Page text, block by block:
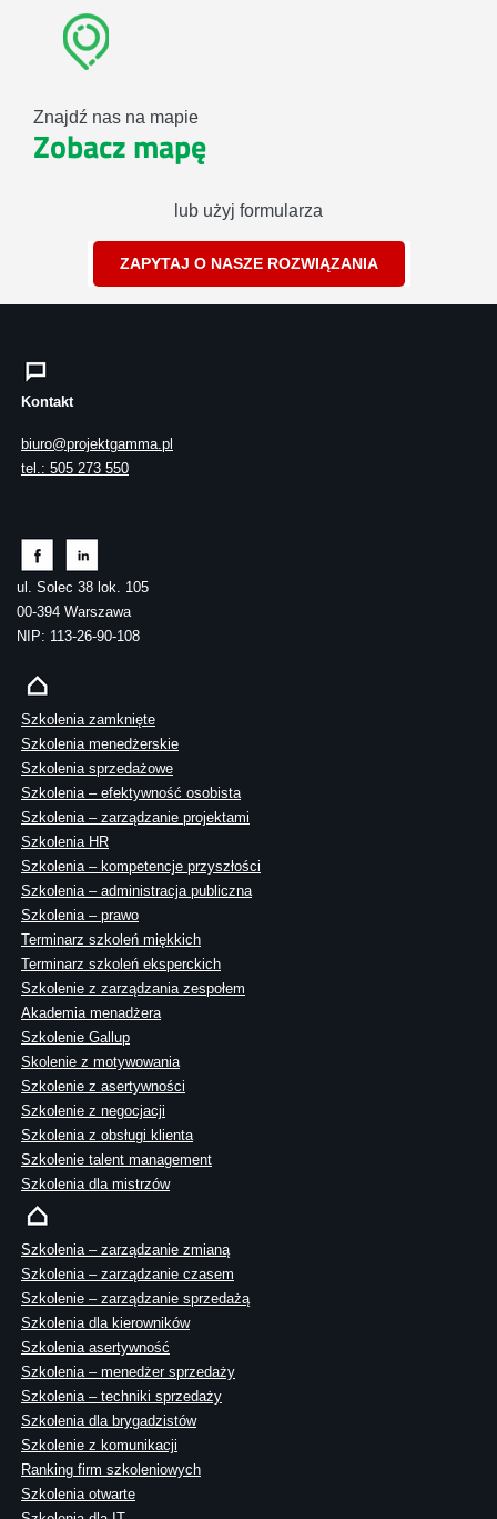
Znajdź nas na mapie
Zobacz mapę
lub użyj formularza
ZAPYTAJ O NASZE ROZWIĄZANIA
Kontakt
biuro@projektgamma.pl
tel.: 505 273 550
ul. Solec 38 lok. 105
00-394 Warszawa
NIP: 113-26-90-108
Szkolenia zamknięte
Szkolenia menedżerskie
Szkolenia sprzedażowe
Szkolenia – efektywność osobista
Szkolenia – zarządzanie projektami
Szkolenia HR
Szkolenia – kompetencje przyszłości
Szkolenia – administracja publiczna
Szkolenia – prawo
Terminarz szkoleń miękkich
Terminarz szkoleń eksperckich
Szkolenie z zarządzania zespołem
Akademia menadżera
Szkolenie Gallup
Skolenie z motywowania
Szkolenie z asertywności
Szkolenie z negocjacji
Szkolenia z obsługi klienta
Szkolenie talent management
Szkolenia dla mistrzów
Szkolenia – zarządzanie zmianą
Szkolenia – zarządzanie czasem
Szkolenie – zarządzanie sprzedażą
Szkolenia dla kierowników
Szkolenia asertywność
Szkolenia – menedżer sprzedaży
Szkolenia – techniki sprzedaży
Szkolenia dla brygadzistów
Szkolenie z komunikacji
Ranking firm szkoleniowych
Szkolenia otwarte